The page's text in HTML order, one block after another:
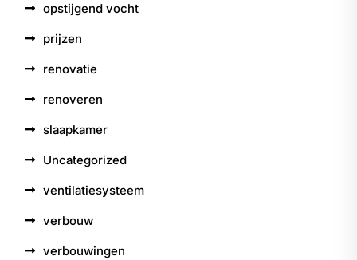
opstijgend vocht
prijzen
renovatie
renoveren
slaapkamer
Uncategorized
ventilatiesysteem
verbouw
verbouwingen